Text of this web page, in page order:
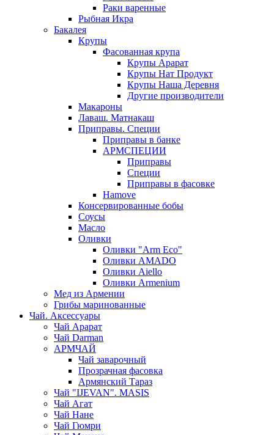
Раки варенные
Рыбная Икра
Бакалея
Крупы
Фасованная крупа
Крупы Арарат
Крупы Нат Продукт
Крупы Наша Деревня
Другие производители
Макароны
Лаваш. Матнакаш
Приправы. Специи
Приправы в банке
АРМСПЕЦИИ
Приправы
Специи
Приправы в фасовке
Hamove
Консервированные бобы
Соусы
Масло
Оливки
Оливки "Arm Eco"
Оливки AMADO
Оливки Aiello
Оливки Armenium
Мед из Армении
Грибы маринованные
Чай. Аксессуары
Чай Арарат
Чай Darman
АРМЧАЙ
Чай заварочный
Прозрачная фасовка
Армянский Тараз
Чай "IJEVAN". MASIS
Чай Агат
Чай Нане
Чай Гюмри